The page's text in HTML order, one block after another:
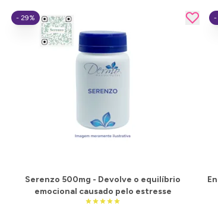
Serenzo 500mg - Devolve o equilíbrio
emocional causado pelo estresse
- 29% -